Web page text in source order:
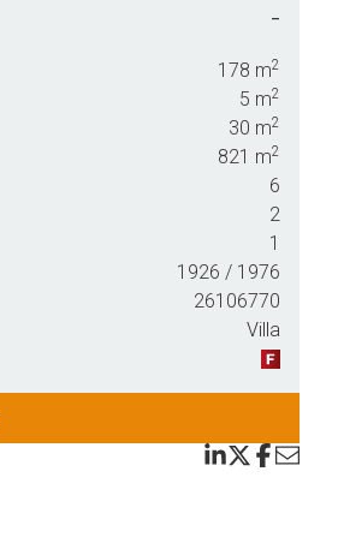
-
178 m2
5 m2
30 m2
821 m2
6
2
1
1926 / 1976
26106770
Villa